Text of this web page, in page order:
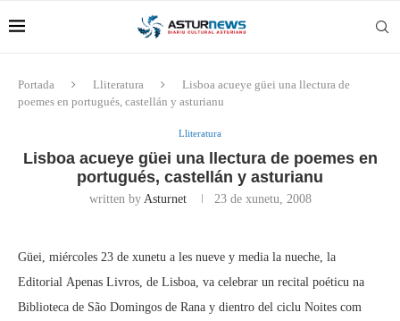
Portada Lliteratura
Lisboa acueye güei una llectura de
poemes en portugués, castellán y asturianu
Lliteratura
Lisboa acueye güei una llectura de poemes en
portugués, castellán y asturianu
written by Asturnet 23 de xunetu, 2008
Güei, miércoles 23 de xunetu a les nueve y media la nueche, la
Editorial Apenas Livros, de Lisboa, va celebrar un recital poéticu na
Biblioteca de São Domingos de Rana y dientro del ciclu Noites com